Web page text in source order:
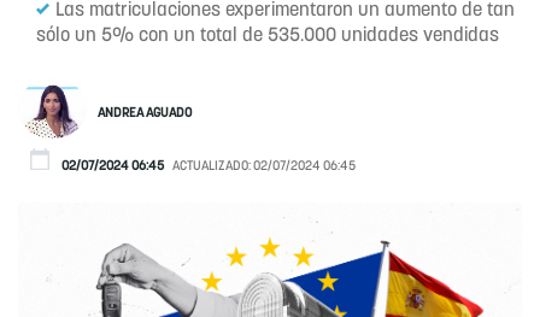
Las matriculaciones experimentaron un aumento de tan
sólo un 5% con un total de 535.000 unidades vendidas
ANDREA AGUADO
02/07/2024 06:45 ACTUALIZADO:02/07/2024 06:45